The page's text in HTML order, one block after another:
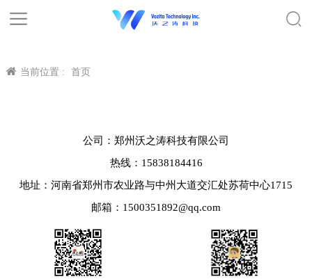
当前位置 : 首页
公司：郑州沃之涛科技有限公司
热线：15838184416
地址：河南省郑州市农业路与中州大道交汇处苏荷中心1715
邮箱：1500351892@qq.com